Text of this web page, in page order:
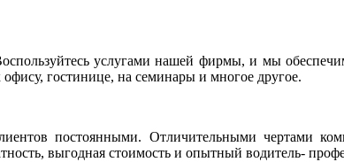
услугами нашей фирмы, и мы
гостинице, на семинары и многое другое.
постоянными. Отличительными чертами
выгодная стоимость и опытный водитель-